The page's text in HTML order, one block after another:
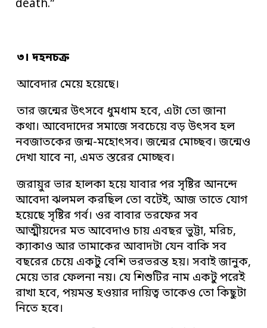
death.”
৩। দহনচক্র
আবেদার মেয়ে হয়েছে।
তার জন্মের উৎসবে ধুমধাম হবে, এটা তো জানা
কথা। আবেদাদের সমাজে সবচেয়ে বড় উৎসব হল
নবজাতকের জন্ম-মহোৎসব। জন্মের মোচ্ছব। জন্মেও
দেখা যাবে না, এমত স্তরের মোচ্ছব।
জরায়ুর ভার হালকা হয়ে যাবার পর সৃষ্টির আনন্দে
আবেদা ঝলমল করছিল তো বটেই, আজ তাতে যোগ
হয়েছে সৃষ্টির গর্ব। ওর বাবার তরফের সব
আত্মীয়দের মত আবেদাও চায় এবছর ভুট্টা, মরিচ,
ক্যাকাও আর তামাকের আবাদটা যেন বাকি সব
বছরের চেয়ে একটু বেশি ভরভরন্ত হয়। সবাই জানুক,
মেয়ে তার ফেলনা নয়। যে শিশুটির নাম একটু পরেই
রাখা হবে, পয়মন্ত হওয়ার দায়িত্ব তাকেও তো কিছুটা
নিতে হবে।